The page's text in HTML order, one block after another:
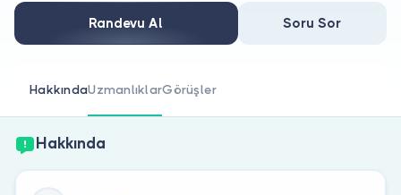
Doktor musunuz?
Randevu Al Soru Sor
HakkındaUzmanlıklarGörüşler
Hakkında